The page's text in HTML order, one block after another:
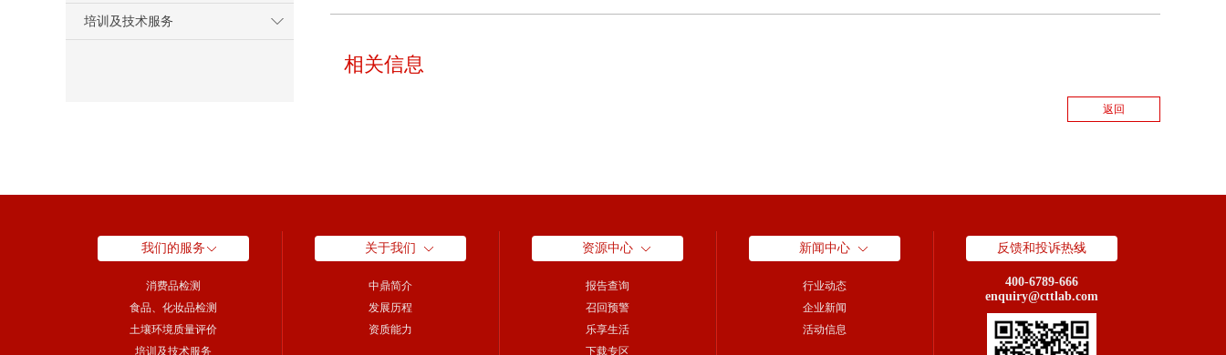
培训及技术服务
相关信息
返回
我们的服务
消费品检测
食品、化妆品检测
土壤环境质量评价
培训及技术服务
关于我们
中鼎简介
发展历程
资质能力
资源中心
报告查询
召回预警
乐享生活
下载专区
新闻中心
行业动态
企业新闻
活动信息
反馈和投诉热线
400-6789-666
enquiry@cttlab.com